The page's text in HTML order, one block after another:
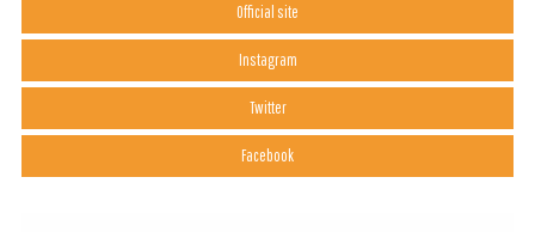
Official site
Instagram
Twitter
Facebook